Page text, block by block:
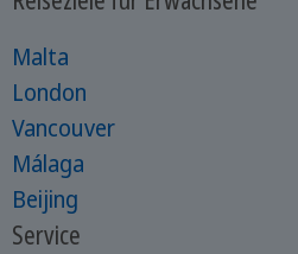
Malta
London
Vancouver
Málaga
Beijing
Service